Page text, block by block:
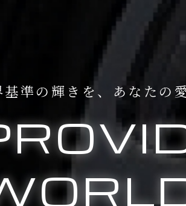
準の輝きを、 あなたの